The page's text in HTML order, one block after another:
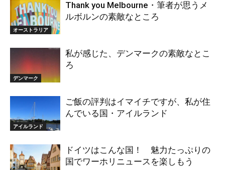
オーストラリア
Thank you Melbourne・筆者が思うメ
ルボルンの素敵なところ
デンマーク
私が感じた、デンマークの素敵なとこ
ろ
アイルランド
ご飯の評判はイマイチですが、私が住
んでいる国・アイルランド
ドイツはこんな国！ 魅力たっぷりの
国でワーホリニュースを楽しもう